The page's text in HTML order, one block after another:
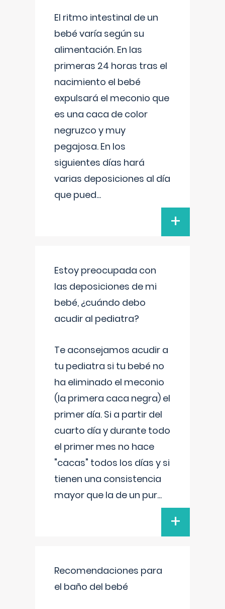
El ritmo intestinal de un
bebé varía según su
alimentación. En las
primeras 24 horas tras el
nacimiento el bebé
expulsará el meconio que
es una caca de color
negruzco y muy
pegajosa. En los
siguientes días hará
varias deposiciones al día
que pued...
+
Estoy preocupada con
las deposiciones de mi
bebé, ¿cuándo debo
acudir al pediatra?
Te aconsejamos acudir a
tu pediatra si tu bebé no
ha eliminado el meconio
(la primera caca negra) el
primer día. Si a partir del
cuarto día y durante todo
el primer mes no hace
"cacas" todos los días y si
tienen una consistencia
mayor que la de un pur...
+
Recomendaciones para
el baño del bebé